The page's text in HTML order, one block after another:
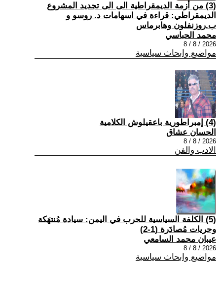
(3) من أزمة الديمقراطية الى الى تجديد المشروع
الديمقراطي: قراءة في اسهامات د. روسو و
ب.روزنفلون وهابرماس
محمد الحباسي
2026 / 8 / 8
مواضيع وابحاث سياسية
(4) إمبراطورية باعقيلوش الكلامية
الحسان عشاق
2026 / 8 / 8
الادب والفن
(5) الكلفة السياسية للحرب في اليمن: سيادة مُنتهَكة
وحريات مُصادَرة (1-2)
عيبان محمد السامعي
2026 / 8 / 8
مواضيع وابحاث سياسية